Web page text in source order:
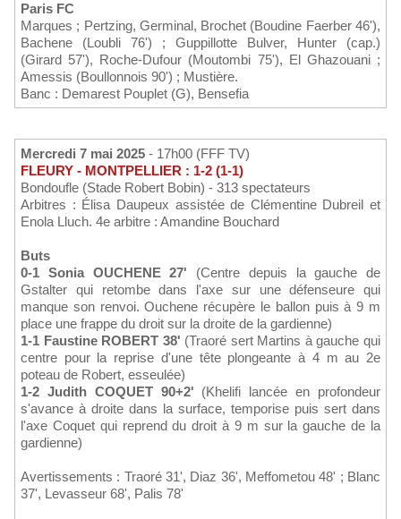
Paris FC
Marques ; Pertzing, Germinal, Brochet (Boudine Faerber 46'),
Bachene (Loubli 76') ; Guppillotte Bulver, Hunter (cap.)
(Girard 57'), Roche-Dufour (Moutombi 75'), El Ghazouani ;
Amessis (Boullonnois 90') ; Mustière.
Banc : Demarest Pouplet (G), Bensefia
Mercredi 7 mai 2025 - 17h00 (FFF TV)
FLEURY - MONTPELLIER : 1-2 (1-1)
Bondoufle (Stade Robert Bobin) - 313 spectateurs
Arbitres : Élisa Daupeux assistée de Clémentine Dubreil et
Enola Lluch. 4e arbitre : Amandine Bouchard
Buts
0-1 Sonia OUCHENE 27' (Centre depuis la gauche de
Gstalter qui retombe dans l'axe sur une défenseure qui
manque son renvoi. Ouchene récupère le ballon puis à 9 m
place une frappe du droit sur la droite de la gardienne)
1-1 Faustine ROBERT 38' (Traoré sert Martins à gauche qui
centre pour la reprise d'une tête plongeante à 4 m au 2e
poteau de Robert, esseulée)
1-2 Judith COQUET 90+2' (Khelifi lancée en profondeur
s'avance à droite dans la surface, temporise puis sert dans
l'axe Coquet qui reprend du droit à 9 m sur la gauche de la
gardienne)
Avertissements : Traoré 31', Diaz 36', Meffometou 48' ; Blanc
37', Levasseur 68', Palis 78'